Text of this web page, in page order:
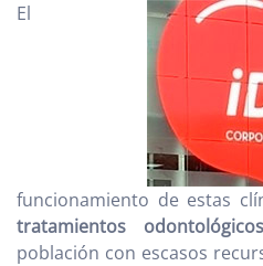
El
funcionamiento de estas
tratamientos odontológicos
población con escasos